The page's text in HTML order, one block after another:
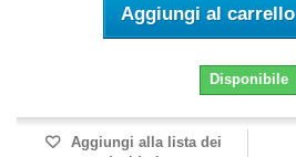
Aggiungi al carrello
Disponibile
Aggiungi alla lista dei